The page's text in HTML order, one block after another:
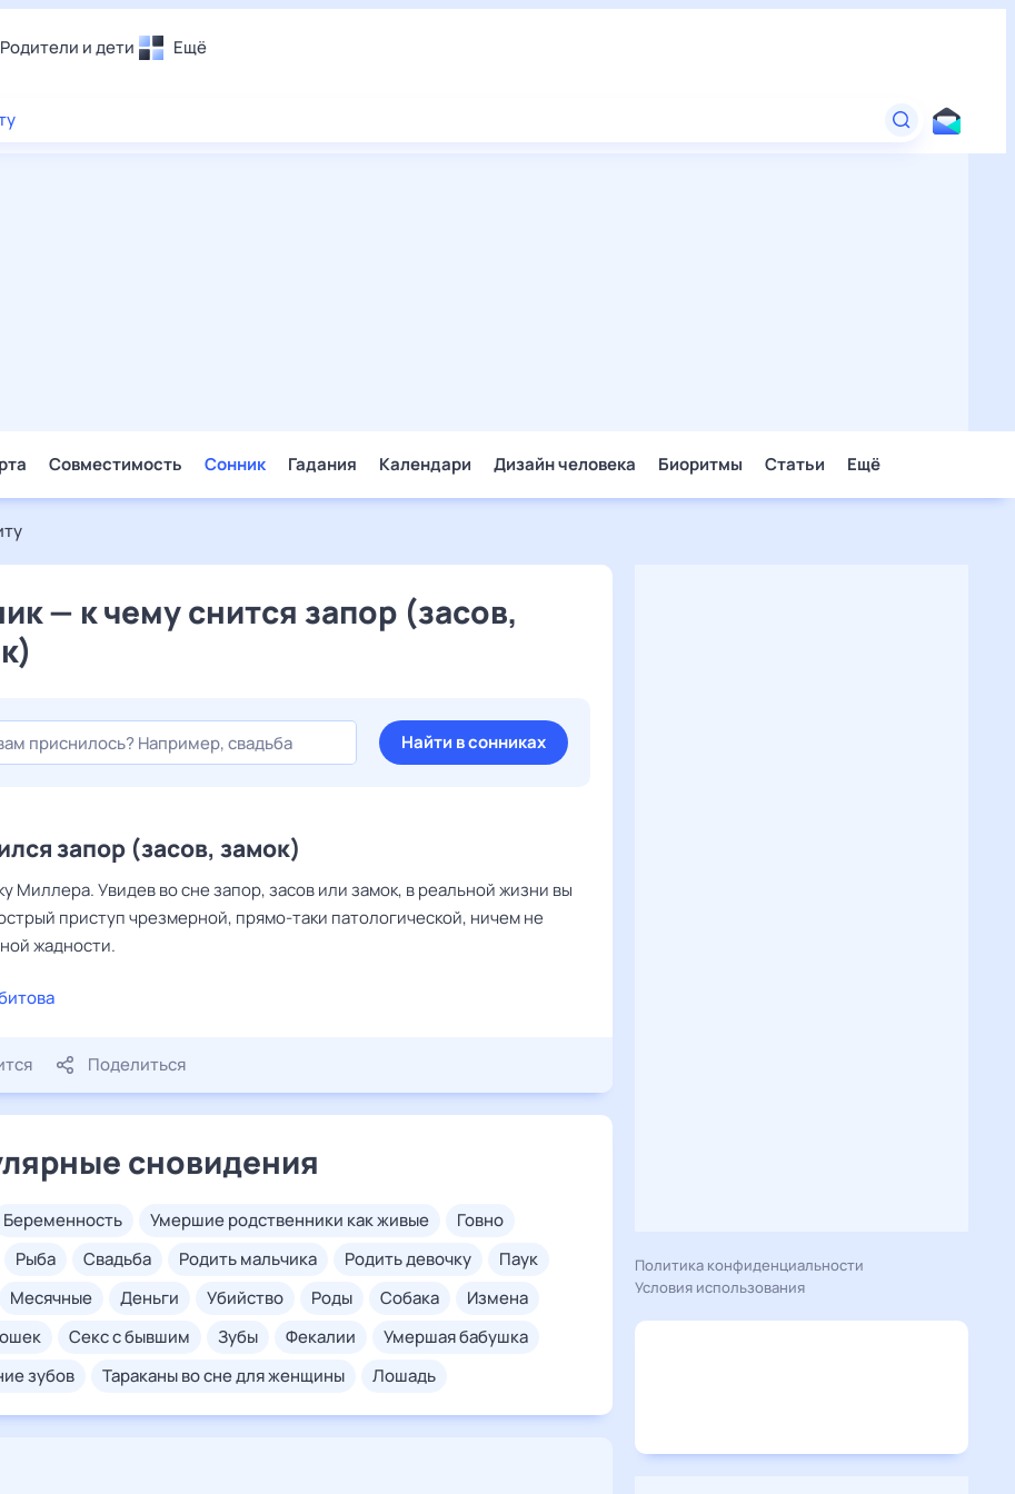
Родители и дети Ещё
Совместимость Сонник Гадания Календари Дизайн человека Биоритмы Статьи Ещё
— к чему снится запор (засов,
Найти в сонниках
запор (засов, замок)
Миллера. Увидев во сне запор, засов или замок, в реальной жизни вы
приступ чрезмерной, прямо-таки патологической, ничем не
жадности.
Поделиться
сновидения
беременность умершие родственники как живые
говно
рыба свадьба родить мальчика родить девочку
паук
месячные деньги убийство роды собака
измена
секс с бывшим зубы фекалии
умершая бабушка
зубов
тараканы во сне для женщины лошадь
Политика конфиденциальности
Условия использования